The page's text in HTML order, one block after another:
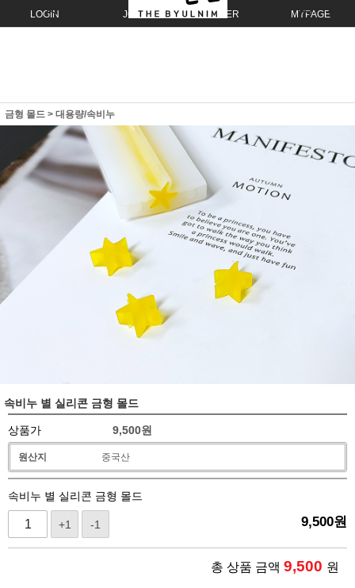
LOGIN JOIN ORDER MYPAGE
금형 몰드 > 대용량/속비누
속비누 별 실리콘 금형 몰드
상품가 9,500원
원산지 중국산
속비누 별 실리콘 금형 몰드
+1 -1 9,500원
총 상품 금액 9,500 원